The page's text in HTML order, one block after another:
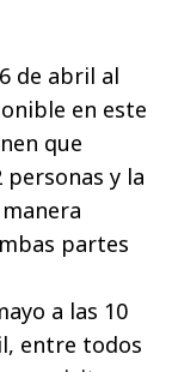
de abril al
en este
que
y la
partes
a las 10
entre todos